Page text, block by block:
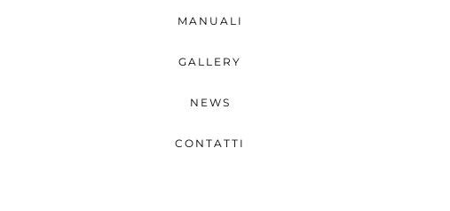
MANUALI
GALLERY
NEWS
CONTATTI